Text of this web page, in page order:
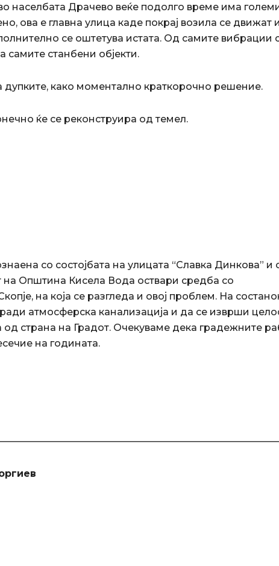
населбата Драчево веќе подолго време има
ова е главна улица каде покрај возила се движат
се оштетува истата. Од самите вибрации
самите станбени објекти.
како моментално краткорочно решение.
ќе се реконструира од темел.
со состојбатa нa улицата “Славка Динкова” и
Општина Кисела Вода оствари средба со
на која се разгледа и овој проблем. На
атмосферска канализација и да се изврши
од страна на Градот. Очекуваме дека градежните
на годината.